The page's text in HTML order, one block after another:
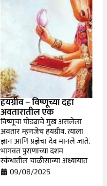
हयग्रीव – विष्णूच्या दहा
अवतारातील एक
विष्णूचा घोड्याचे मुख असलेला
अवतार म्हणजेच हयग्रीव. त्याला
ज्ञान आणि प्रज्ञेचा देव मानले जाते.
भागवत पुराणाच्या दशम
स्कंधातील चाळीसाव्या अध्यायात
09/08/2025